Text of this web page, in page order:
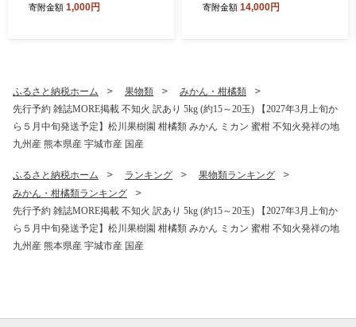
寄附金額 1,000円
し 秋月 幸水 豊水 新高 秋麗
寄附金額 14,000円
ふるさと納税ホーム 果物類
みかん・柑橘類
先行予約 雑誌MORE掲載 不知火 訳あり 5kg (約15～20玉) 【2027年3月上旬か
ら５月中旬発送予定】松川果樹園 柑橘類 みかん ミカン 蜜柑 不知火発祥の地
九州産 熊本県産 宇城市産 国産
ふるさと納税ホーム ランキング
果物類ランキング
みかん・柑橘類ランキング
先行予約 雑誌MORE掲載 不知火 訳あり 5kg (約15～20玉) 【2027年3月上旬か
ら５月中旬発送予定】松川果樹園 柑橘類 みかん ミカン 蜜柑 不知火発祥の地
九州産 熊本県産 宇城市産 国産